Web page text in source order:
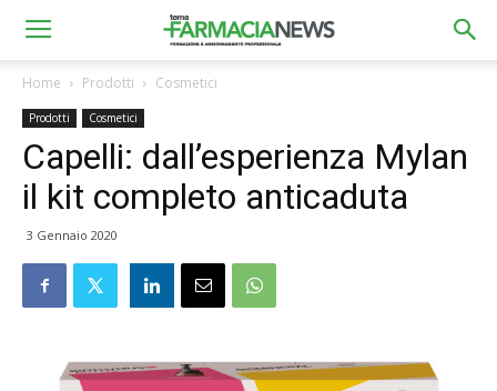
Home Prodotti Cosmetici
Prodotti Cosmetici
Capelli: dall’esperienza Mylan
il kit completo anticaduta
3 Gennaio 2020